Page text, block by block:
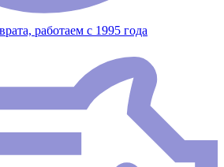
работаем с 1995 года